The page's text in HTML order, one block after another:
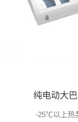
纯电动大
-25℃以上热